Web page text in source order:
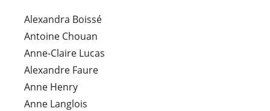
Alexandra Boissé
Antoine Chouan
Anne-Claire Lucas
Alexandre Faure
Anne Henry
Anne Langlois